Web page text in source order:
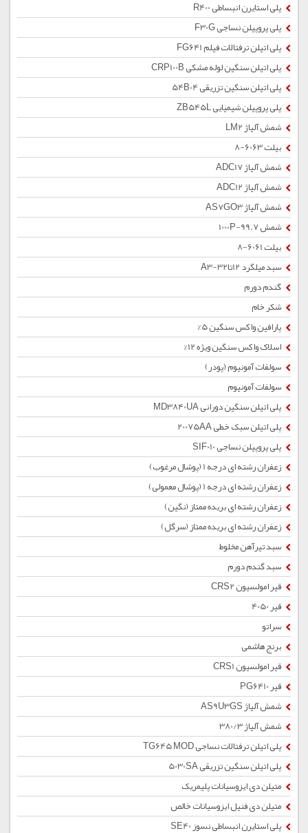
پلی استایرن انبساطی R400
پلی پروپیلن نساجی F30G
پلی اتیلن ترفتالات فیلم FG641
پلی اتیلن سنگین لوله مشکی CRP100B
پلی اتیلن سنگین تزریقی 54B04
پلی پروپیلن شیمیایی ZB545L
شمش آلیاژ LM2
بیلت 6063-8
شمش آلیاژ ADC17
شمش آلیاژ ADC12
شمش آلیاژ AS7GO3
شمش 1000P-99.7
بیلت 6061-8
سبد میلگرد 12تا32-A3
گندم دورم
شکر خام
پارافین واکس سنگین 5%
اسلاک واکس سنگین ویژه 12%
سولفات آمونیوم (پودر)
سولفات آمونیوم
پلی اتیلن سنگین دورانی MD3840UA
پلی اتیلن سبک خطی 20075AA
پلی پروپیلن نساجی SIF010
زعفران رشته ای درجه 1 (پوشال مرغوب)
زعفران رشته ای درجه 1 (پوشال معمولی)
زعفران رشته ای بریده ممتاز (نگین)
زعفران رشته ای بریده ممتاز (سرگل)
سبد تیرآهن مخلوط
سبد گندم دورم
قیر امولسیون CRS2
قیر 4050
سراتو
برنج هاشمی
قیر امولسیون CRS1
قیر PG6410
شمش آلیاژ AS9U3GS
شمش آلیاژ 380/3
پلی اتیلن ترفتالات نساجی TG645 MOD
پلی اتیلن سنگین تزریقی 5030SA
متیلن دی ایزوسیانات پلیمریک
متیلن دی فنیل ایزوسیانات خالص
پلی استایرن انبساطی نسوز SE40